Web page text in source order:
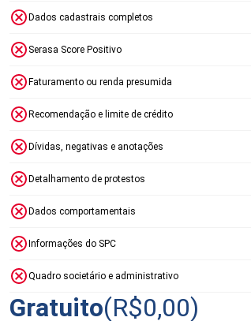
Dados cadastrais completos
Serasa Score Positivo
Faturamento ou renda presumida
Recomendação e limite de crédito
Dívidas, negativas e anotações
Detalhamento de protestos
Dados comportamentais
Informações do SPC
Quadro societário e administrativo
Gratuito(R$0,00)